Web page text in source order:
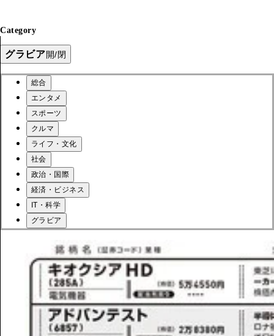
Category
グラビア開/閉
総合
エンタメ
スポーツ
クルマ
ライフ・文化
社会
政治・国際
経済・ビジネス
IT・科学
グラビア